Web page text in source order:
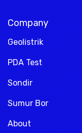
Company
Geolistrik
PDA Test
Sondir
Sumur Bor
About